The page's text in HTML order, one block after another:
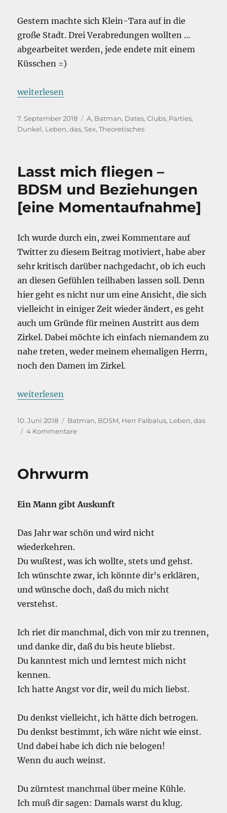
Gestern machte sich Klein-Tara auf in die
große Stadt. Drei Verabredungen wollten …
abgearbeitet werden, jede endete mit einem
Küsschen =)
„Zwei mal Drei – Dates mit M, Batman, A und der
weiterlesen
Veröffentlicht
am
7. September 2018 Kategorien
A, Batman, Dates, Clubs, Parties,
Dunkel, Leben, das,Sex,Theoretisches
Lasst mich fliegen –
BDSM und Beziehungen
[eine Momentaufnahme]
Ich wurde durch ein, zwei Kommentare auf
Twitter zu diesem Beitrag motiviert, habe aber
sehr kritisch darüber nachgedacht, ob ich euch
an diesen Gefühlen teilhaben lassen soll. Denn
hier geht es nicht nur um eine Ansicht, die sich
vielleicht in einiger Zeit wieder ändert, es geht
auch um Gründe für meinen Austritt aus dem
Zirkel. Dabei möchte ich einfach niemandem zu
nahe treten, weder meinem ehemaligen Herrn,
noch den Damen im Zirkel.
„Lasst mich fliegen – BDSM und Beziehungen
weiterlesen
Veröffentlicht
am
10. Juni 2018 Kategorien
Batman, BDSM, Herr Falbalus, Leben, das
4 Kommentarezu
–
Beziehungen
Ohrwurm
Ein Mann gibt Auskunft
Das Jahr war schön und wird nicht
wiederkehren.
Du wußtest, was ich wollte, stets und gehst.
Ich wünschte zwar, ich könnte dir’s erklären,
und wünsche doch, daß du mich nicht
verstehst.
Ich riet dir manchmal, dich von mir zu trennen,
und danke dir, daß du bis heute bliebst.
Du kanntest mich und lerntest mich nicht
kennen.
Ich hatte Angst vor dir, weil du mich liebst.
Du denkst vielleicht, ich hätte dich betrogen.
Du denkst bestimmt, ich wäre nicht wie einst.
Und dabei habe ich dich nie belogen!
Wenn du auch weinst.
Du zürntest manchmal über meine Kühle.
Ich muß dir sagen: Damals warst du klug.